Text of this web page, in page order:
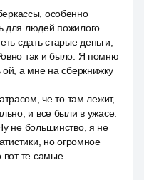
особенно
для людей пожилого
сдать старые деньги,
так и было. Я помню
а мне на сберкнижку
че то там лежит,
и все были в ужасе.
не большинство, я не
но огромное
вот те самые